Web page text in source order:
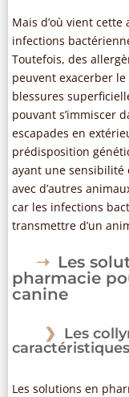
Mais d’où vient cette
infections
Toutefois, des
peuvent exacerber
blessures
pouvant s’immiscer
escapades en
prédisposition
ayant une sensibilité
avec d’autres
car les infections
transmettre d’un
Les
pharmacie
canine
Les
Les solutions en